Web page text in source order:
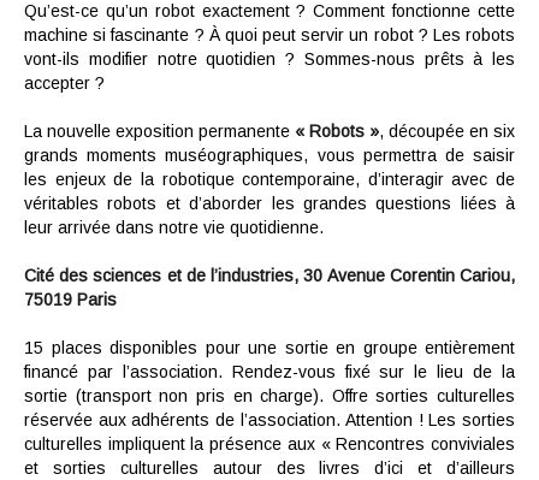
Qu’est-ce qu’un robot exactement ? Comment fonctionne cette
machine si fascinante ? À quoi peut servir un robot ? Les robots
vont-ils modifier notre quotidien ? Sommes-nous prêts à les
accepter ?
La nouvelle exposition permanente « Robots », découpée en six
grands moments muséographiques, vous permettra de saisir
les enjeux de la robotique contemporaine, d’interagir avec de
véritables robots et d’aborder les grandes questions liées à
leur arrivée dans notre vie quotidienne.
Cité des sciences et de l’industries,30 Avenue Corentin Cariou,
75019 Paris
15 places disponibles pour une sortie en groupe entièrement
financé par l’association. Rendez-vous fixé sur le lieu de la
sortie (transport non pris en charge). Offre sorties culturelles
réservée aux adhérents de l’association. Attention ! Les sorties
culturelles impliquent la présence aux « Rencontres conviviales
et sorties culturelles autour des livres d’ici et d’ailleurs